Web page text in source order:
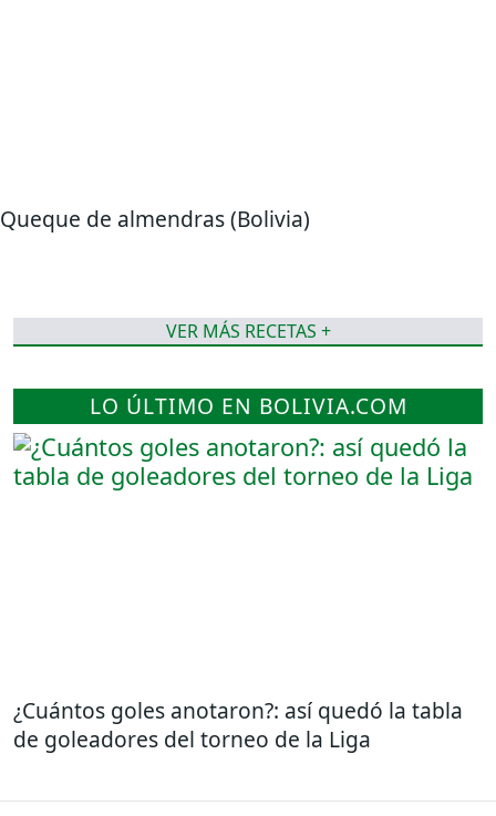
Queque de almendras (Bolivia)
VER MÁS RECETAS +
LO ÚLTIMO EN BOLIVIA.COM
¿Cuántos goles anotaron?: así quedó la tabla
de goleadores del torneo de la Liga